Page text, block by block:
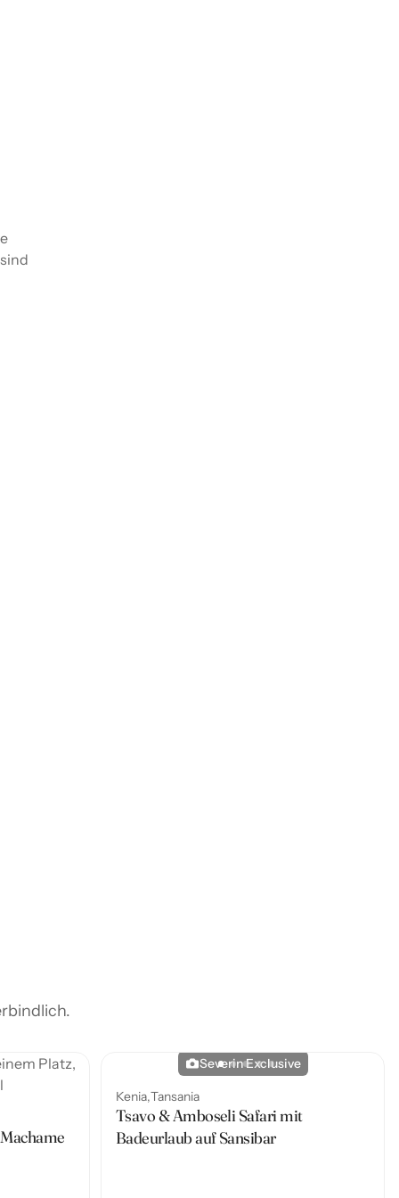
Severin Exclusive
Kenia Tansania
Tsavo & Amboseli Safari mit
Badeurlaub auf Sansibar